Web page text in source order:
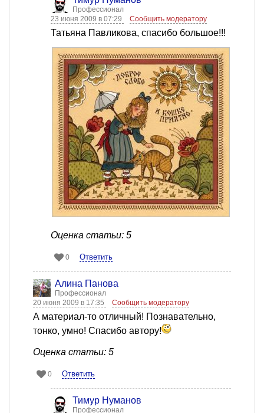
Профессионал
23 июня 2009 в 07:29
Сообщить модератору
Татьяна Павликова, спасибо большое!!!
Оценка статьи: 5
0 Ответить
Алина Панова
Профессионал
20 июня 2009 в 17:35
Сообщить модератору
А материал-то отличный! Познавательно,
тонко, умно! Спасибо автору!
Оценка статьи: 5
0 Ответить
Тимур Нуманов
Профессионал